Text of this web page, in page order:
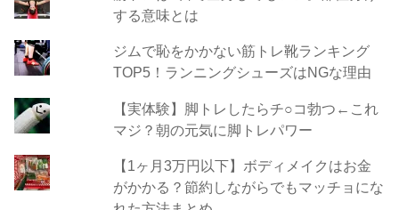
する意味とは
ジムで恥をかかない筋トレ靴ランキング
TOP5！ランニングシューズはNGな理由
【実体験】脚トレしたらチ○コ勃つ←これ
マジ？朝の元気に脚トレパワー
【1ヶ月3万円以下】ボディメイクはお金
がかかる？節約しながらでもマッチョにな